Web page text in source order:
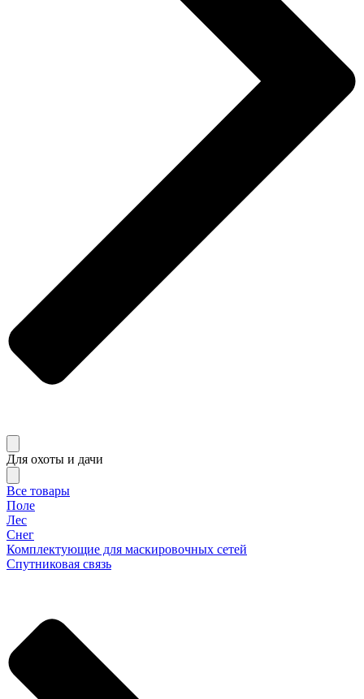
Для охоты и дачи
Все товары
Поле
Лес
Снег
Комплектующие для маскировочных сетей
Спутниковая связь